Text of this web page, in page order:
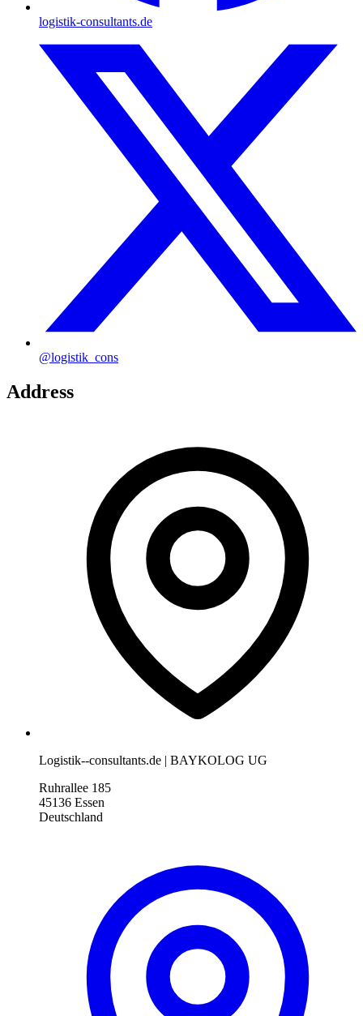
logistik-consultants.de
@logistik_cons
Address
Logistik--consultants.de | BAYKOLOG UG
Ruhrallee 185
45136 Essen
Deutschland